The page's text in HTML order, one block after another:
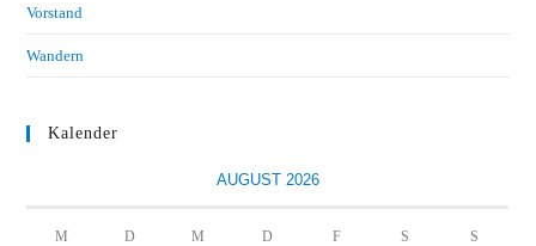
Vorstand
Wandern
Kalender
AUGUST 2026
M D M D F S S